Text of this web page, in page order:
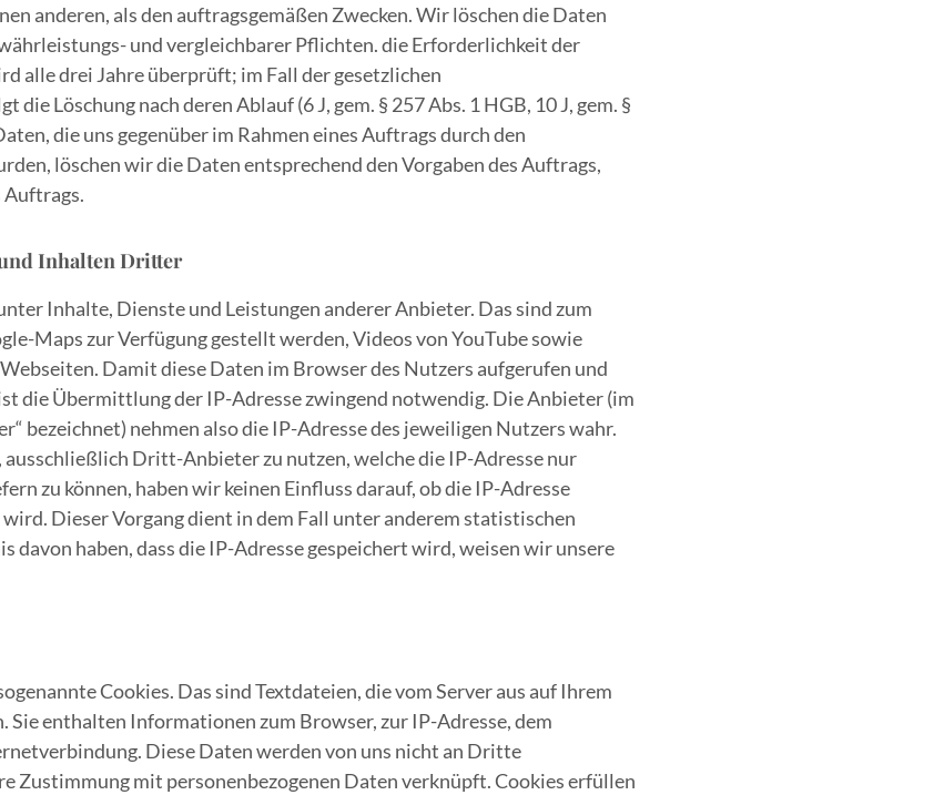
anderen, als den auftragsgemäßen Zwecken. Wir löschen die Daten
und vergleichbarer Pflichten. die Erforderlichkeit der
alle drei Jahre überprüft; im Fall der gesetzlichen
Löschung nach deren Ablauf (6 J, gem. § 257 Abs. 1 HGB, 10 J, gem. §
die uns gegenüber im Rahmen eines Auftrags durch den
löschen wir die Daten entsprechend den Vorgaben des Auftrags,
Auftrags.
Inhalten Dritter
Inhalte, Dienste und Leistungen anderer Anbieter. Das sind zum
Maps zur Verfügung gestellt werden, Videos von YouTube sowie
Damit diese Daten im Browser des Nutzers aufgerufen und
die Übermittlung der IP-Adresse zwingend notwendig. Die Anbieter (im
bezeichnet) nehmen also die IP-Adresse des jeweiligen Nutzers wahr.
Dritt-Anbieter zu nutzen, welche die IP-Adresse nur
zu können, haben wir keinen Einfluss darauf, ob die IP-Adresse
Dieser Vorgang dient in dem Fall unter anderem statistischen
davon haben, dass die IP-Adresse gespeichert wird, weisen wir unsere
Cookies. Das sind Textdateien, die vom Server aus auf Ihrem
Sie enthalten Informationen zum Browser, zur IP-Adresse, dem
Diese Daten werden von uns nicht an Dritte
Zustimmung mit personenbezogenen Daten verknüpft. Cookies erfüllen